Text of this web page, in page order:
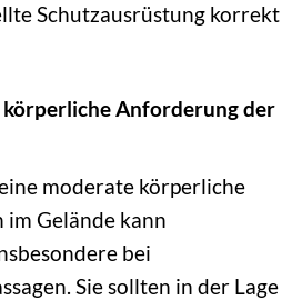
Schutzausrüstung korrekt
Anforderung der
moderate körperliche
im Gelände kann
bei
Sie sollten in der Lage